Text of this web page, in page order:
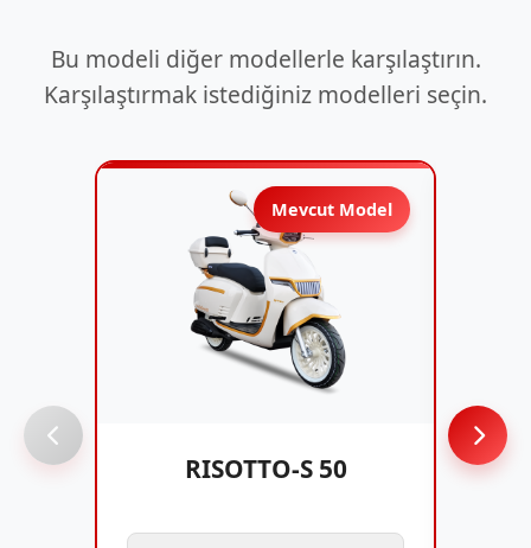
Bu modeli diğer modellerle karşılaştırın.
Karşılaştırmak istediğiniz modelleri seçin.
RISOTTO-S 50
Mevcut Model